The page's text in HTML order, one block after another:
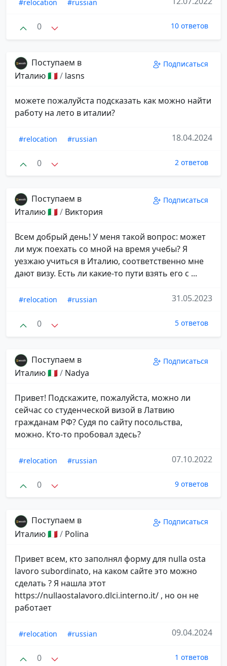
#relocation #russian
0 10 ответов
Поступаем в
Италию 🇮🇹/ lasns
Подписаться
можете пожалуйста подсказать как можно найти
работу на лето в италии?
#relocation #russian 18.04.2024
0 2 ответов
Поступаем в
Италию 🇮🇹/ Виктория
Подписаться
Всем добрый день! У меня такой вопрос: может
ли муж поехать со мной на время учебы? Я
уезжаю учиться в Италию, соответственно мне
дают визу. Есть ли какие-то пути взять его с ...
#relocation #russian 31.05.2023
0 5 ответов
Поступаем в
Италию 🇮🇹/ Nadya
Подписаться
Привет! Подскажите, пожалуйста, можно ли
сейчас со студенческой визой в Латвию
гражданам РФ? Судя по сайту посольства,
можно. Кто-то пробовал здесь?
#relocation #russian 07.10.2022
0 9 ответов
Поступаем в
Италию 🇮🇹/ Polina
Подписаться
Привет всем, кто заполнял форму для nulla osta
lavoro subordinato, на каком сайте это можно
сделать ? Я нашла этот
https://nullaostalavoro.dlci.interno.it/ , но он не
работает
#relocation #russian 09.04.2024
0 1 ответов